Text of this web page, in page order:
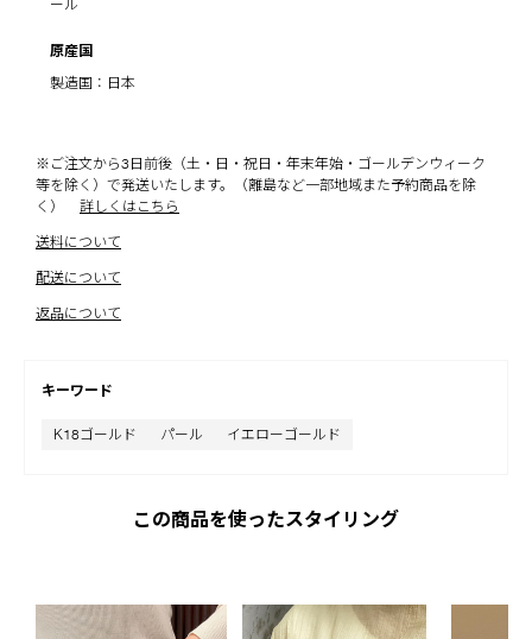
ール
原産国
製造国：日本
※ご注文から3日前後（土・日・祝日・年末年始・ゴールデンウィーク
等を除く）で発送いたします。（離島など一部地域また予約商品を除
く）
詳しくはこちら
送料について
配送について
返品について
キーワード
K18ゴールド パール イエローゴールド
この商品を使ったスタイリング